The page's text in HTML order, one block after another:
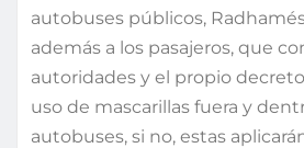
autobuses públicos,
además a los pasajeros, que
autoridades y el propio
uso de mascarillas fuera y
autobuses, si no, estas